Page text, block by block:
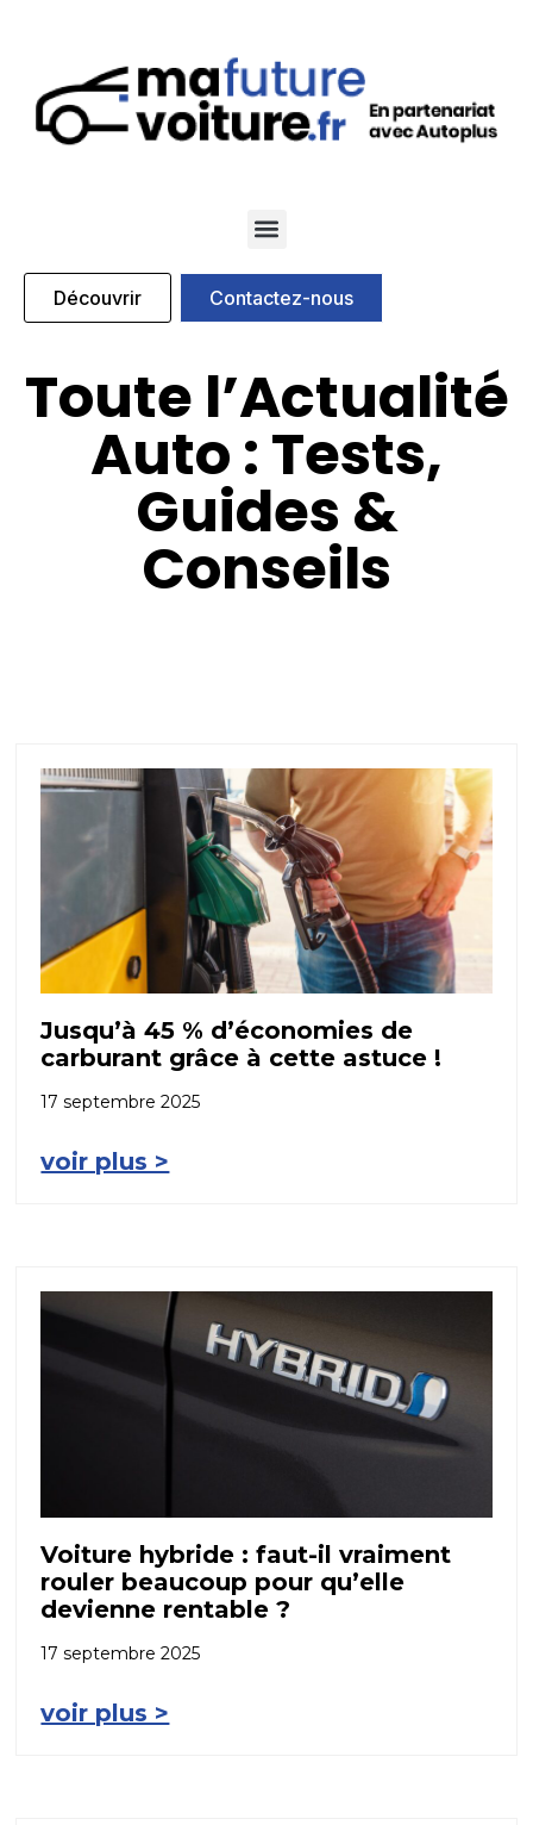
Découvrir Contactez-nous
Toute l’Actualité
Auto : Tests,
Guides &
Conseils
Jusqu’à 45 % d’économies de
carburant grâce à cette astuce !
17 septembre 2025
voir plus >
Voiture hybride : faut-il vraiment
rouler beaucoup pour qu’elle
devienne rentable ?
17 septembre 2025
voir plus >